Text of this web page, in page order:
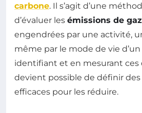
carbone. Il s’agit d’une
d’évaluer les émissions de
engendrées par une activité,
même par le mode de vie
identifiant et en mesurant ces
devient possible de définir
efficaces pour les réduire.